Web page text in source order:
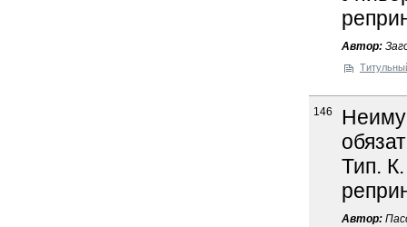
Автор:
146
Тип.
Автор: